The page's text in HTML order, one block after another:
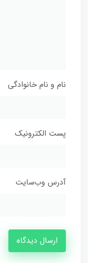
نام و نام خانوادگی
پست الکترونیک
آدرس وب‌سایت
ارسال دیدگاه